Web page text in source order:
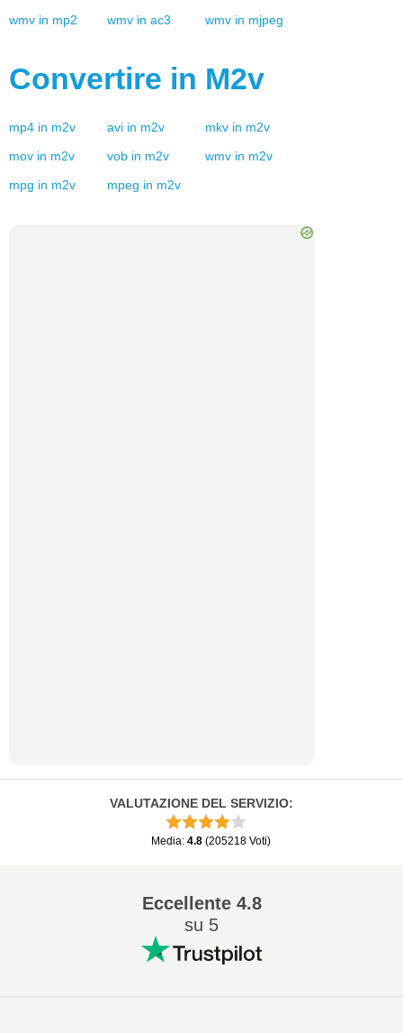
wmv in mp2 wmv in ac3 wmv in mjpeg
Convertire in M2v
mp4 in m2v avi in m2v mkv in m2v
mov in m2v vob in m2v wmv in m2v
mpg in m2v mpeg in m2v
VALUTAZIONE DEL SERVIZIO:
Media: 4.8 (205218 Voti)
Eccellente4.8
su 5